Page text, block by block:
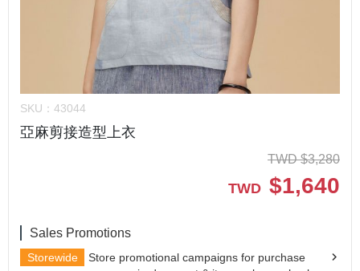
SKU： 43044
亞麻剪接造型上衣
TWD $3,280
TWD $1,640
Sales Promotions
Storewide
Store promotional campaigns for purchase